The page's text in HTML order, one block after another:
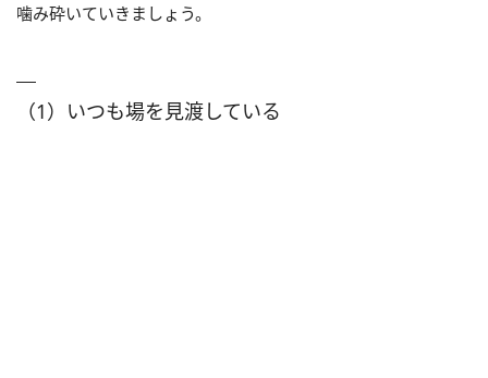
噛み砕いていきましょう。
（1）いつも場を見渡している